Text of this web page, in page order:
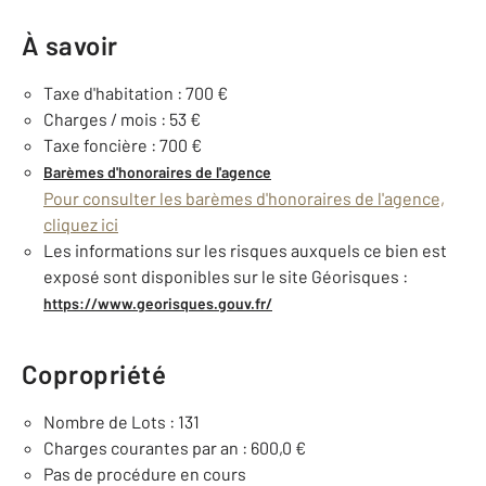
À savoir
Taxe d'habitation : 700 €
Charges / mois : 53 €
Taxe foncière : 700 €
Barèmes d'honoraires de l'agence
Pour consulter les barèmes d'honoraires de l'agence,
cliquez ici
Les informations sur les risques auxquels ce bien est
exposé sont disponibles sur le site Géorisques :
https://www.georisques.gouv.fr/
Copropriété
Nombre de Lots : 131
Charges courantes par an : 600,0 €
Pas de procédure en cours